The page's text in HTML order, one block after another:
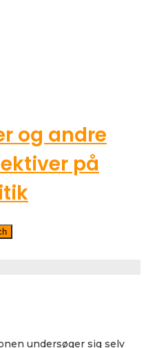
og andre
på
undersøger sig selv